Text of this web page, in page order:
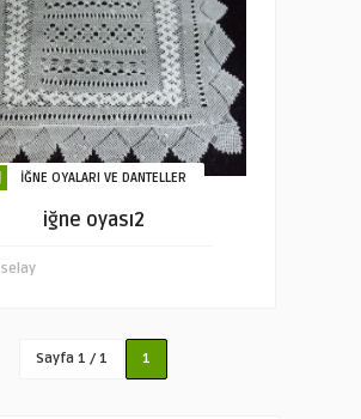
İĞNE OYALARI VE DANTELLER
iğne oyası2
selay
Sayfa 1 / 1 1